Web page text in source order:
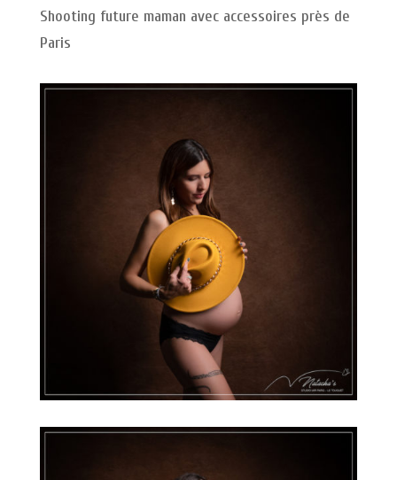
Shooting future maman avec accessoires près de
Paris